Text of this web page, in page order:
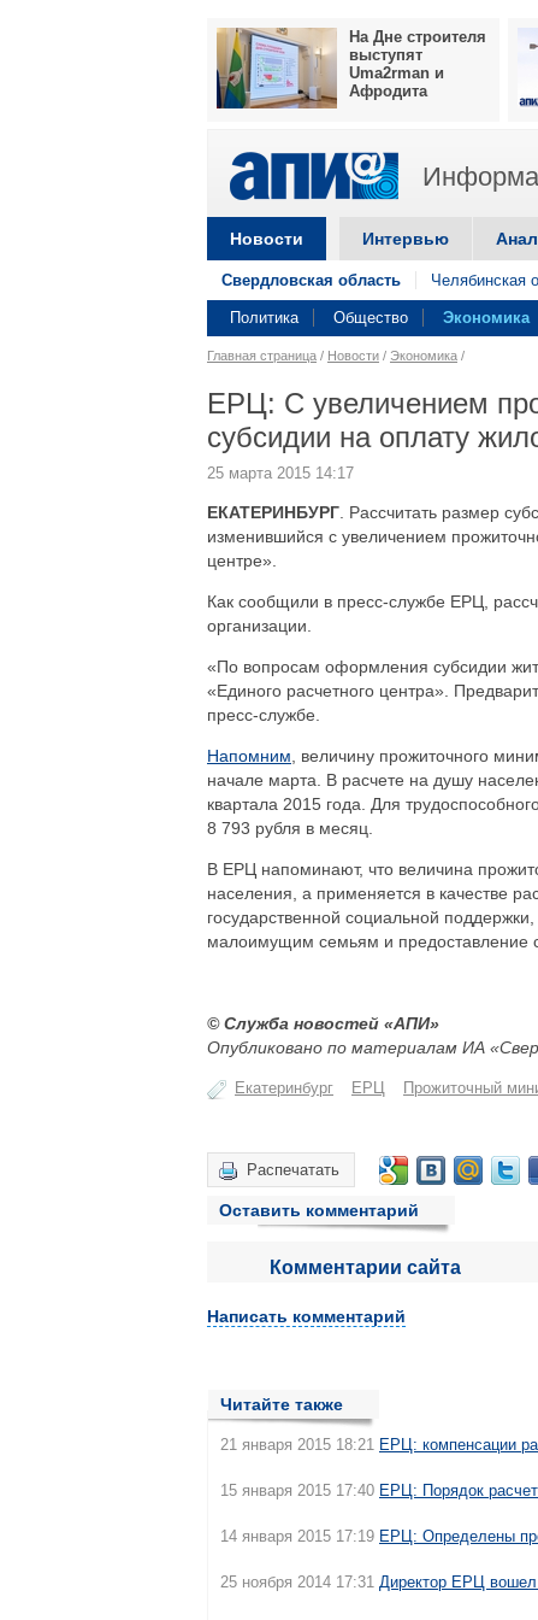
На Дне строителя
выступят
Uma2rman и
Афродита
Новости Интервью
Свердловская область Челябинская
Политика Общество Экономика
Главная страница / Новости / Экономика /
ЕРЦ: C увеличением
субсидии на оплату
25 марта 2015 14:17
ЕКАТЕРИНБУРГ . Рассчитать размер
изменившийся с увеличением
центре».
Как сообщили в пресс-службе ЕРЦ,
организации.
«По вопросам оформления субсидии
«Единого расчетного центра».
пресс-службе.
Напомним , величину прожиточного
начале марта. В расчете на душу
квартала 2015 года. Для
8 793 рубля в месяц.
В ЕРЦ напоминают, что величина
населения, а применяется в качестве
государственной социальной
малоимущим семьям и предоставление
© Служба новостей «АПИ»
Опубликовано по материалам ИА
Екатеринбург ЕРЦ Прожиточный
Распечатать
Оставить комментарий
Комментарии сайта
Написать комментарий
Читайте также
21 января 2015 18:21 ЕРЦ: компенсации
15 января 2015 17:40 ЕРЦ: Порядок
14 января 2015 17:19 ЕРЦ: Определены
25 ноября 2014 17:31 Директор ЕРЦ вошел